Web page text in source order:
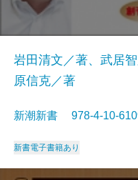
岩田清文／著、武居
原信克／著
新潮新書 978-4-10-
新書電子書籍あり